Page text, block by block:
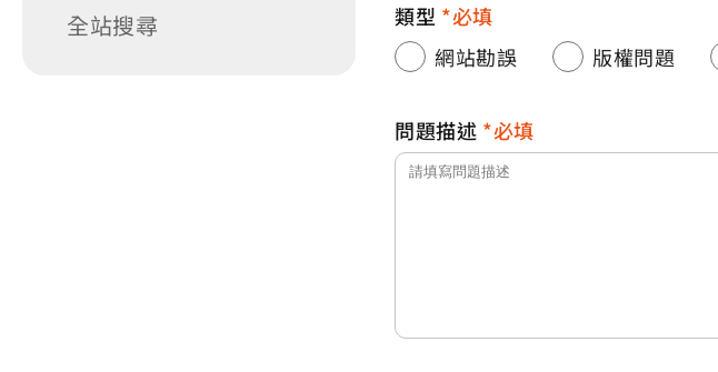
全站搜尋 類型
必填
網站勘誤
版權問題
問題描述 必填